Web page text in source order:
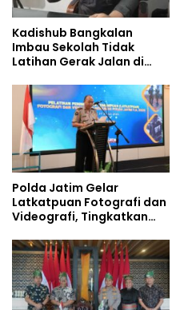
Kadishub Bangkalan
Imbau Sekolah Tidak
Latihan Gerak Jalan di
Polda Jatim Gelar
Latkatpuan Fotografi dan
Videografi, Tingkatkan
Era Digital